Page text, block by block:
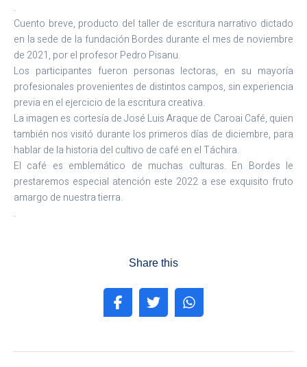
.
Cuento breve, producto del taller de escritura narrativo dictado
en la sede de la fundación Bordes durante el mes de noviembre
de 2021, por el profesor Pedro Pisanu.
Los participantes fueron personas lectoras, en su mayoría
profesionales provenientes de distintos campos, sin experiencia
previa en el ejercicio de la escritura creativa.
La imagen es cortesía de José Luis Araque de Caroai Café, quien
también nos visitó durante los primeros días de diciembre, para
hablar de la historia del cultivo de café en el Táchira.
El café es emblemático de muchas culturas. En Bordes le
prestaremos especial atención este 2022 a ese exquisito fruto
amargo de nuestra tierra.
.
Share this